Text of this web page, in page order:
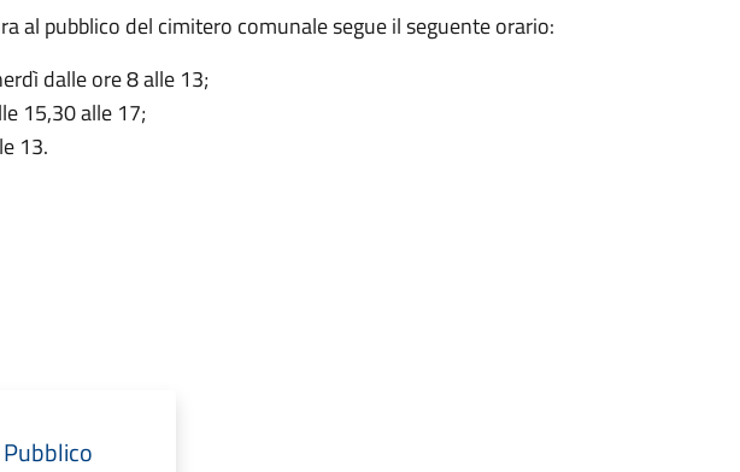
al pubblico del cimitero comunale segue il seguente orario:
dalle ore 8 alle 13;
15,30 alle 17;
13.